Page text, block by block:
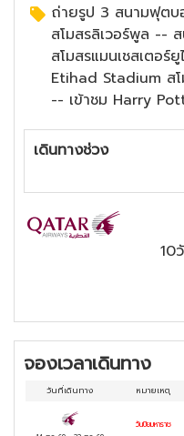
ถ่ายรูป 3 สนามฟุต
สโมสรลิเวอร์พูล --
สโมสรแมนเชสเตอร์
Etihad Stadium สโ
-- เข้าชม Harry
เข้าชม "เสาหินสโตนเ
มหัศจรรย์ของโลก
เบอร์ตัน ออน เดอะ
"หมู่บ้านไบบิวรี่" หมู่
-- ล่องเรือชม "ทะเลส
อุทยานแห่งชาติที่ส
ที่สุดในสกอตแลนด์
มส์" ชมความโรแมน
ชม "ทาวเวอร์ออฟ ล
London Eye หนึ่งใน
ของลอนดอน -- ถน
เมนู เป็ดย่าง Four
เดินทางช่วง
10
จองเวลาเดินทาง
วันที่เดินทาง หมายเหตุ
วันปิยมหาราช